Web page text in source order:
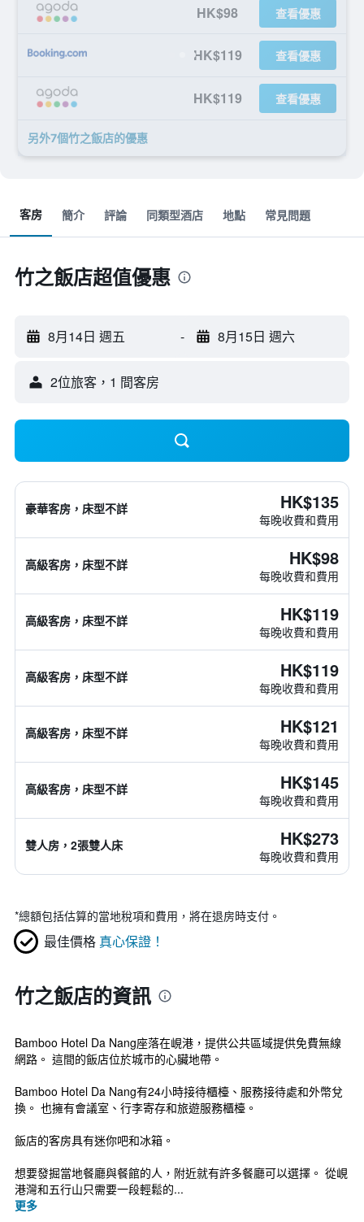
HK$98 查看優惠
HK$119 查看優惠
HK$119 查看優惠
另外7個竹之飯店​的優惠
客房 簡介 評論 同類型酒店 地點 常見問題
竹之飯店超值優惠
8月14日 週五 - 8月15日 週六
2位旅客，1 間客房
豪華客房，床型不詳 HK$135
每晚收費和費用
高級客房，床型不詳 HK$98
每晚收費和費用
高級客房，床型不詳 HK$119
每晚收費和費用
高級客房，床型不詳 HK$119
每晚收費和費用
高級客房，床型不詳 HK$121
每晚收費和費用
高級客房，床型不詳 HK$145
每晚收費和費用
雙人房，2張雙人床 HK$273
每晚收費和費用
*總額包括估算的當地稅項和費用，將在退房時支付。
最佳價格 真心保證！
竹之飯店的資訊
Bamboo Hotel Da Nang座落在峴港，提供公共區域提供免費無線
網路。 這間的飯店位於城市的心臟地帶。
Bamboo Hotel Da Nang有24小時接待櫃檯、服務接待處和外幣兌
換。 也擁有會議室、行李寄存和旅遊服務櫃檯。
飯店的客房具有迷你吧和冰箱。
想要發掘當地餐廳與餐館的人，附近就有許多餐廳可以選擇。 從峴
港灣和五行山只需要一段輕鬆的...
更多